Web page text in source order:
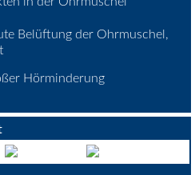
Belüftung der Ohrmuschel,
Hörminderung